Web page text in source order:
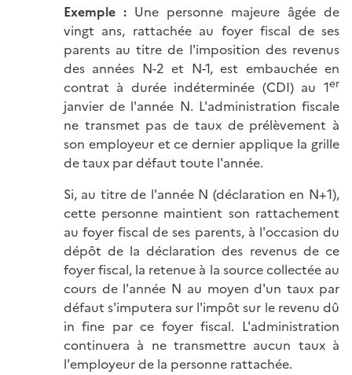
Exemple : Une personne majeure âgée de
vingt ans, rattachée au foyer fiscal de ses
parents au titre de l'imposition des revenus
des années N-2 et N-1, est embauchée en
contrat à durée indéterminée (CDI) au 1er
janvier de l'année N. L'administration fiscale
ne transmet pas de taux de prélèvement à
son employeur et ce dernier applique la grille
de taux par défaut toute l'année.
Si, au titre de l'année N (déclaration en N+1),
cette personne maintient son rattachement
au foyer fiscal de ses parents, à l'occasion du
dépôt de la déclaration des revenus de ce
foyer fiscal, la retenue à la source collectée au
cours de l'année N au moyen d'un taux par
défaut s'imputera sur l'impôt sur le revenu dû
in fine par ce foyer fiscal. L'administration
continuera à ne transmettre aucun taux à
l'employeur de la personne rattachée.